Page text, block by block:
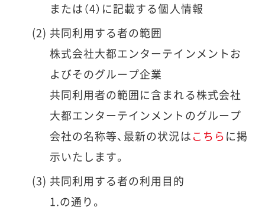
または（4）に記載する個人情報
共同利用する者の範囲
株式会社大都エンターテインメントお
よびそのグループ企業
共同利用者の範囲に含まれる株式会社
大都エンターテインメントのグループ
会社の名称等、最新の状況はこちらに掲
示いたします。
共同利用する者の利用目的
1.の通り。